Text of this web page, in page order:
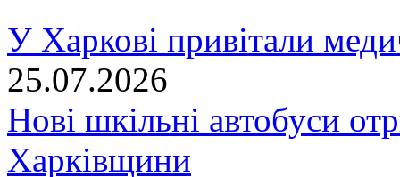
У Харкові привітали
25.07.2026
Нові шкільні автобуси
Харківщини